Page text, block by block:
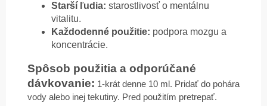
Starší ľudia: starostlivosť o mentálnu
vitalitu.
Každodenné použitie: podpora mozgu a
koncentrácie.
Spôsob použitia a odporúčané
dávkovanie: 1-krát denne 10 ml. Pridať do pohára
vody alebo inej tekutiny. Pred použitím pretrepať.